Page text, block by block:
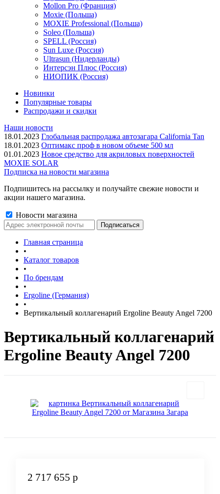
Mollon Pro (Франция)
Moxie (Польша)
MOXIE Professional (Польша)
Soleo (Польша)
SPELL (Россия)
Sun Luxe (Россия)
Ultrasun (Нидерланды)
Интерсэн Плюс (Россия)
НИОПИК (Россия)
Новинки
Популярные товары
Распродажи и скидки
Наши новости
18.01.2023 Глобальная распродажа автозагара California Tan
18.01.2023 Оптимакс проф в новом объеме 500 мл
01.01.2023 Новое средство для акриловых поверхностей
MOXIE SOLAR
Подписка на новости магазина
Подпишитесь на рассылку и получайте свежие новости и
акции нашего магазина.
Новости магазина
Главная страница
•
Каталог товаров
•
По брендам
•
Ergoline (Германия)
•
Вертикальный коллагенарий Ergoline Beauty Angel 7200
Вертикальный коллагенарий
Ergoline Beauty Angel 7200
2 717 655 р